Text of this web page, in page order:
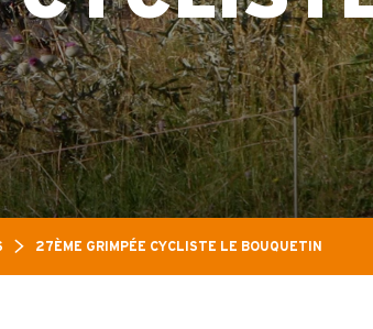
27ÈME GRIMPÉE CYCLISTE LE BOUQUETIN